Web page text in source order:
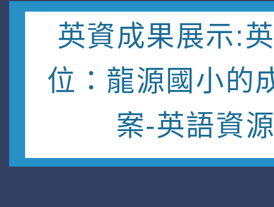
英資成果展示:
位：龍源國小的
案-英語資